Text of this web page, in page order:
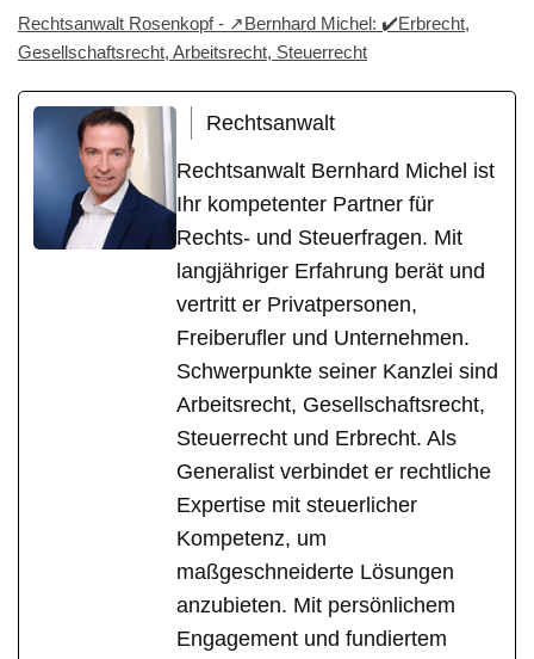
Rechtsanwalt Rosenkopf - ↗️Bernhard Michel: ✔️Erbrecht,
Gesellschaftsrecht, Arbeitsrecht, Steuerrecht
Rechtsanwalt
Rechtsanwalt Bernhard Michel ist
Ihr kompetenter Partner für
Rechts- und Steuerfragen. Mit
langjähriger Erfahrung berät und
vertritt er Privatpersonen,
Freiberufler und Unternehmen.
Schwerpunkte seiner Kanzlei sind
Arbeitsrecht, Gesellschaftsrecht,
Steuerrecht und Erbrecht. Als
Generalist verbindet er rechtliche
Expertise mit steuerlicher
Kompetenz, um
maßgeschneiderte Lösungen
anzubieten. Mit persönlichem
Engagement und fundiertem